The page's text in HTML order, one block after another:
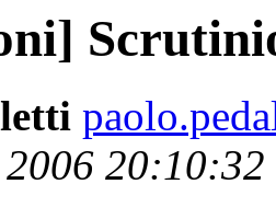
20:10:32